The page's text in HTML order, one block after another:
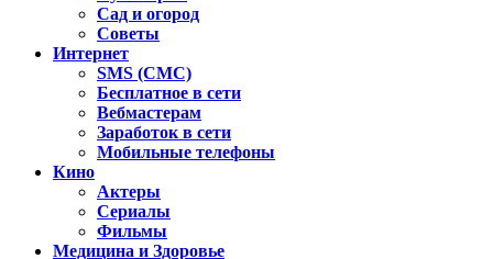
Сад и огород
Советы
Интернет
SMS (СМС)
Бесплатное в сети
Вебмастерам
Заработок в сети
Мобильные телефоны
Кино
Актеры
Сериалы
Фильмы
Медицина и Здоровье